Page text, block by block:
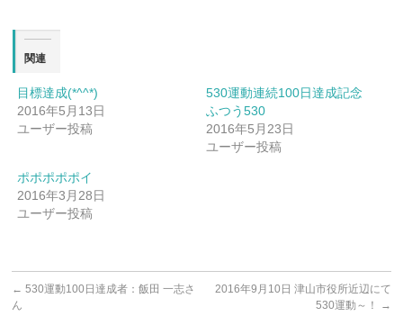
関連
目標達成(*^^*)
2016年5月13日
ユーザー投稿
530運動連続100日達成記念
ふつう530
2016年5月23日
ユーザー投稿
ポポポポポイ
2016年3月28日
ユーザー投稿
← 530運動100日達成者：飯田 一志さ
ん
2016年9月10日 津山市役所近辺にて
530運動～！
→